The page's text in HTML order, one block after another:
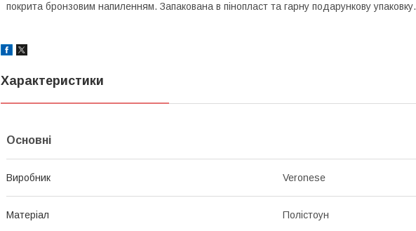
покрита бронзовим напиленням. Запакована в пінопласт та гарну подарункову упаковку.
Характеристики
Основні
Виробник Veronese
Матеріал Полістоун